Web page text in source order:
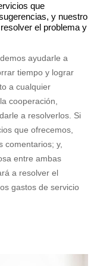
que
y nuestro
el problema y
ayudarle a
tiempo y lograr
a cualquier
cooperación,
a resolverlos. Si
que ofrecemos,
comentarios; y,
entre ambas
a resolver el
gastos de servicio